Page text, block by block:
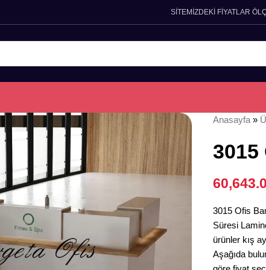
SİTEMİZDEKİ FİYATLAR
Anasayfa »
3015
3015 Ofis
Süresi
ürünler kış
Aşağıda